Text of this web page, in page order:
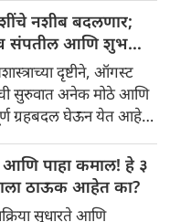
दिसतील. ही एक सामान्य
पण तुम्ही कधी विचार
का की यामागे काय रहस्य
प्रत्येक टाळीचा अर्थ काय
केवळ एक विधी नाही, तर
रुजलेल्या पौराणिक
अर्थ आणि काही
तर्कदेखील आहेत. चला, या
परंपरेमागील अर्थ
समजून घेऊया.
नशीब बदलणार;
संपतील आणि शुभ
दृष्टीने, ऑगस्ट
सुरुवात अनेक मोठे आणि
ग्रहबदल घेऊन येत आहे.
अनेक राशींच्या जीवनात
बदल घडवून आणणार
३ ऑगस्ट रोजी एक
पाहा कमाल! हे ३
ठाऊक आहेत का?
सुधारते आणि